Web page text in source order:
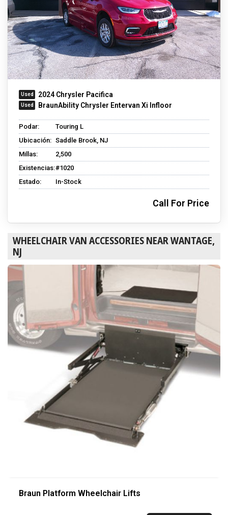
2024 Chrysler Pacifica
BraunAbility Chrysler Entervan Xi Infloor
Podar:
Touring L
Ubicación: Saddle Brook, NJ
Millas:
2,500
Existencias:#1020
Estado:
In-Stock
Call For Price
WHEELCHAIR VAN ACCESSORIES NEAR WANTAGE,
NJ
Braun Platform Wheelchair Lifts